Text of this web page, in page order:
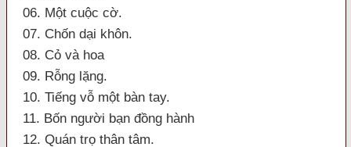
06. Một cuộc cờ.
07. Chốn dại khôn.
08. Cỏ và hoa
09. Rỗng lặng.
10. Tiếng vỗ một bàn tay.
11. Bốn người bạn đồng hành
12. Quán trọ thân tâm.